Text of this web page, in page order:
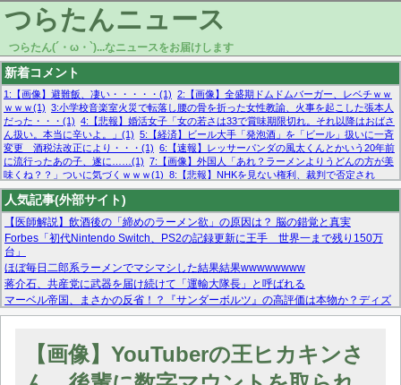
つらたんニュース
つらたん(´・ω・`)...なニュースをお届けします
新着コメント
1:【画像】避難飯、凄い・・・・・(1) 2:【画像】全盛期ドムドムバーガー、レベチｗｗ
ｗｗｗ(1) 3:小学校音楽室火災で転落し腰の骨を折った女性教諭、火事を起こした張本人
だった・・・(1) 4:【悲報】婚活女子「女の若さは33で賞味期限切れ。それ以降はおばさ
ん扱い。本当に辛いよ。」(1) 5:【経済】ビール大手「発泡酒」を「ビール」扱いに一斉
変更 酒税法改正により・・・(1) 6:【速報】レッサーパンダの風太くんとかいう20年前
に流行ったあの子、遂に……(1) 7:【画像】外国人「あれ？ラーメンよりうどんの方が美
味くね？？」ついに気づくｗｗｗ(1) 8:【悲報】NHKを見ない権利、裁判で否定され
る・・・(1) 9:欧州委員長「原発縮小は間違いでした」(1) 10:【悲報】日本企業の人手不
足、限界突破 52%「正社員も足りてません…」(1)
人気記事(外部サイト)
【医師解説】飲酒後の「締めのラーメン欲」の原因は？ 脳の錯覚と真実
Forbes「初代Nintendo Switch、PS2の記録更新に王手 世界一まで残り150万
台」
ほぼ毎日二郎系ラーメンでマシマシした結果結果wwwwwwww
蒋介石、共産党に武器を届け続けて「運輸大隊長」と呼ばれる
マーベル帝国、まさかの反省！？『サンダーボルツ』の高評価は本物か？ディズ
ニーCEOの「量より質」宣言の裏で渦巻くファンの本音とMCUの未来を徹底考
【モー娘。石田亜佑美】ファーストテイク出演も新規獲得ならず？北川莉央が1
【画像あり】FacebookとかTwitterで拾ったエロ画像貼ってくよ
【画像】YouTuberの王ヒカキンさ